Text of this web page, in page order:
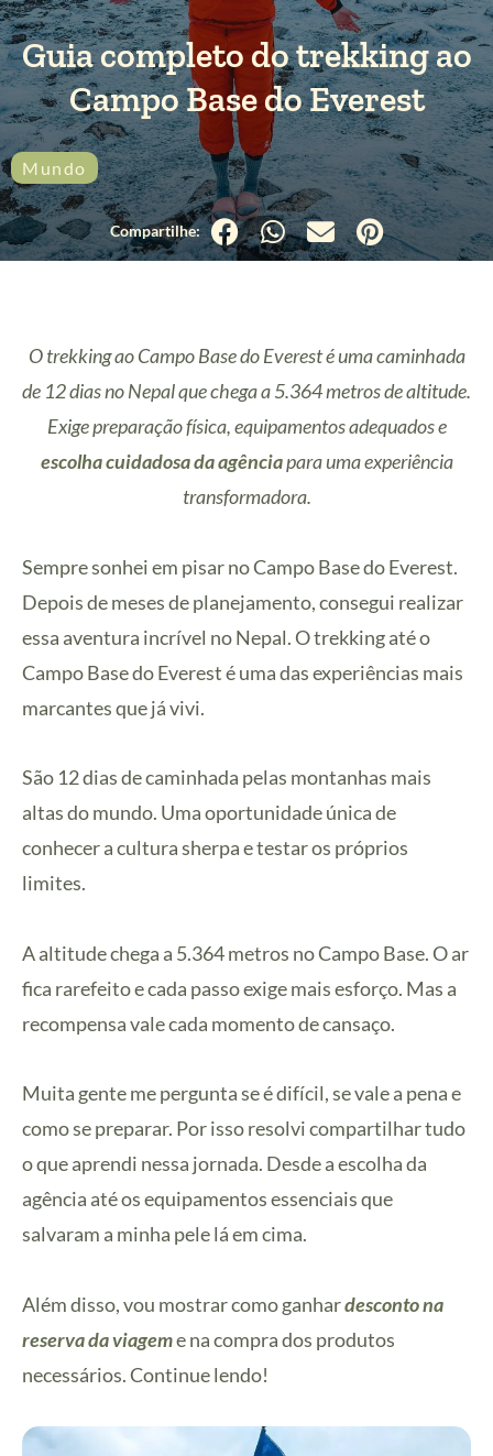
Guia completo do trekking ao
Campo Base do Everest
Mundo
O trekking ao Campo Base do Everest é uma caminhada
de 12 dias no Nepal que chega a 5.364 metros de altitude.
Exige preparação física, equipamentos adequados e
escolha cuidadosa da agênciapara uma experiência
transformadora.
Sempre sonhei em pisar no Campo Base do Everest.
Depois de meses de planejamento, consegui realizar
essa aventura incrível no Nepal. O trekking até o
Campo Base do Everest é uma das experiências mais
marcantes que já vivi.
São 12 dias de caminhada pelas montanhas mais
altas do mundo. Uma oportunidade única de
conhecer a cultura sherpa e testar os próprios
limites.
A altitude chega a 5.364 metros no Campo Base. O ar
fica rarefeito e cada passo exige mais esforço. Mas a
recompensa vale cada momento de cansaço.
Muita gente me pergunta se é difícil, se vale a pena e
como se preparar. Por isso resolvi compartilhar tudo
o que aprendi nessa jornada. Desde a escolha da
agência até os equipamentos essenciais que
salvaram a minha pele lá em cima.
Além disso, vou mostrar como ganhardesconto na
reserva da viageme na compra dos produtos
necessários. Continue lendo!